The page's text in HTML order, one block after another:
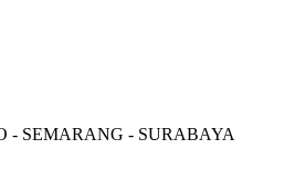
- SEMARANG - SURABAYA